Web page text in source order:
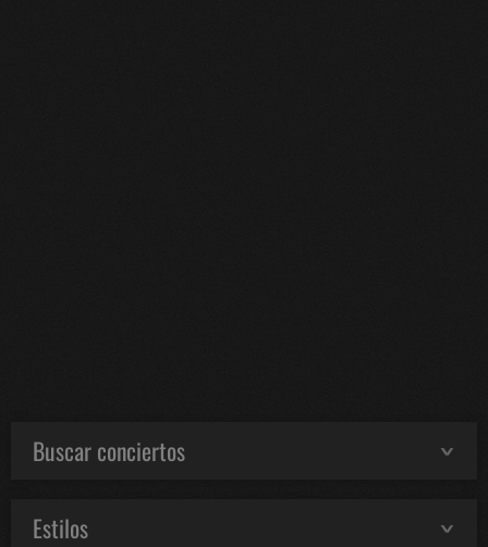
Buscar conciertos
Estilos